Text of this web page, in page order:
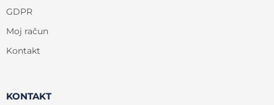
GDPR
Moj račun
Kontakt
KONTAKT